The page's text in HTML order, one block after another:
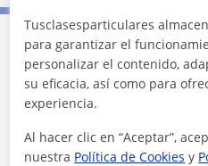
Contacta con
Tarifa
Tusclasesparticulares
para garantizar el
personalizar el contenido,
su eficacia, así como para
experiencia.
Al hacer clic en “Aceptar”,
nuestra Política de Cookies y